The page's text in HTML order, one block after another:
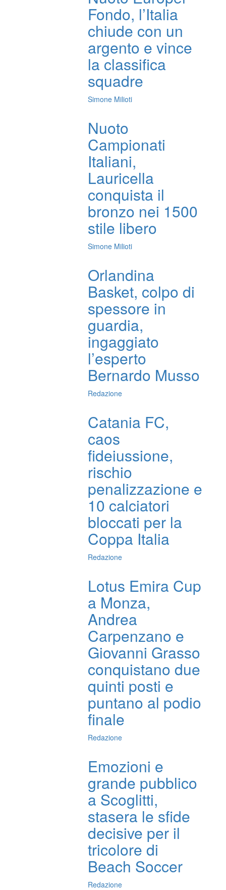
Fondo, l’Italia
chiude con un
argento e vince
la classifica
squadre
Simone Milioti
Nuoto
Campionati
Italiani,
Lauricella
conquista il
bronzo nei 1500
stile libero
Simone Milioti
Orlandina
Basket, colpo di
spessore in
guardia,
ingaggiato
l’esperto
Bernardo Musso
Redazione
Catania FC,
caos
fideiussione,
rischio
penalizzazione e
10 calciatori
bloccati per la
Coppa Italia
Redazione
Lotus Emira Cup
a Monza,
Andrea
Carpenzano e
Giovanni Grasso
conquistano due
quinti posti e
puntano al podio
finale
Redazione
Emozioni e
grande pubblico
a Scoglitti,
stasera le sfide
decisive per il
tricolore di
Beach Soccer
Redazione